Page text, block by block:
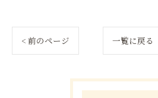
< 前のページ 一覧に戻る